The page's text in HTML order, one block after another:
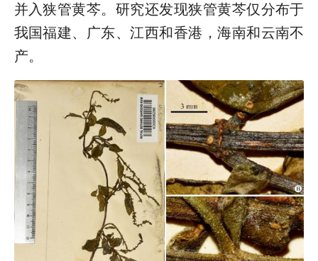
并入狭管黄芩。研究还发现狭管黄芩仅分布于
我国福建、广东、江西和香港，海南和云南不
产。